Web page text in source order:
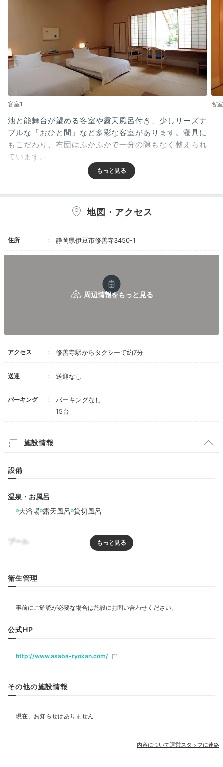
客室1 客
池と能舞台が望める客室や露天風呂付き、少しリーズナ
ブルな「おひと間」など多彩な客室があります。寝具に
もこだわり、布団はふかふかで一分の隙もなく整えられ
ています。
amira__0811
憩。その後は客室の露天や部屋風呂で温泉三昧。柚子湯
源泉かけ流しの温泉で
日頃の疲れを癒す
部屋付きの温泉風呂のほかに、野天大浴場や内湯貸切風
呂もあります。貸切風呂は予約不要なので、気軽にプラ
Relax
17:00
池のほとりのサロンで
地図・アクセス
住所 静岡県伊豆市修善寺3450-1
アクセス 修善寺駅からタクシーで約7分
送迎 送迎なし
パーキング
パーキングなし
15台
施設情報
設備
温泉・お風呂
大浴場 露天風呂 貸切風呂
プール
リラクゼーション
ベビー＆子供関連
部屋情報
衛生管理
公式HP
http://www.asaba-ryokan.com/
その他の施設情報
内容について運営スタッフに連絡